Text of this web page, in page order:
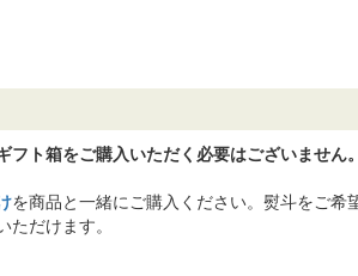
ト箱をご購入いただく必要はございません。
を商品と一緒にご購入ください。熨斗をご希
だけます。